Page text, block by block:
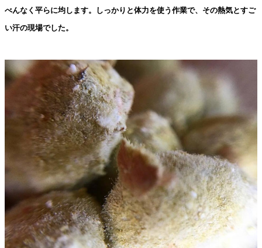
べんなく平らに均します。しっかりと体力を使う作業で、その熱気とすご
い汗の現場でした。